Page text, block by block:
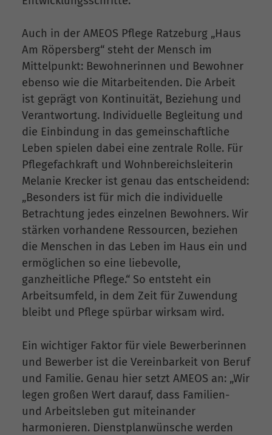
Auch in der AMEOS Pflege Ratzeburg „Haus
Am Röpersberg“ steht der Mensch im
Mittelpunkt: Bewohnerinnen und Bewohner
ebenso wie die Mitarbeitenden. Die Arbeit
ist geprägt von Kontinuität, Beziehung und
Verantwortung. Individuelle Begleitung und
die Einbindung in das gemeinschaftliche
Leben spielen dabei eine zentrale Rolle. Für
Pflegefachkraft und Wohnbereichsleiterin
Melanie Krecker ist genau das entscheidend:
„Besonders ist für mich die individuelle
Betrachtung jedes einzelnen Bewohners. Wir
stärken vorhandene Ressourcen, beziehen
die Menschen in das Leben im Haus ein und
ermöglichen so eine liebevolle,
ganzheitliche Pflege.“ So entsteht ein
Arbeitsumfeld, in dem Zeit für Zuwendung
bleibt und Pflege spürbar wirksam wird.
Ein wichtiger Faktor für viele Bewerberinnen
und Bewerber ist die Vereinbarkeit von Beruf
und Familie. Genau hier setzt AMEOS an: „Wir
legen großen Wert darauf, dass Familien-
und Arbeitsleben gut miteinander
harmonieren. Dienstplanwünsche werden